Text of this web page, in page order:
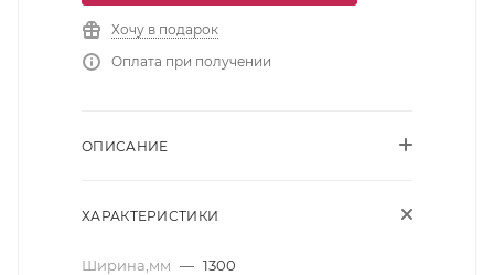
Хочу в подарок
Оплата при получении
ОПИСАНИЕ
ХАРАКТЕРИСТИКИ
Ширина,мм — 1300